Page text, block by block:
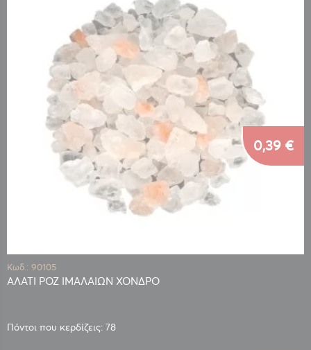
Κωδ.: 90105
ΑΛΑΤΙ ΡΟΖ ΙΜΑΛΑΙΩΝ ΧΟΝΔΡΟ
Πόντοι που κερδίζεις: 78
0,39 €